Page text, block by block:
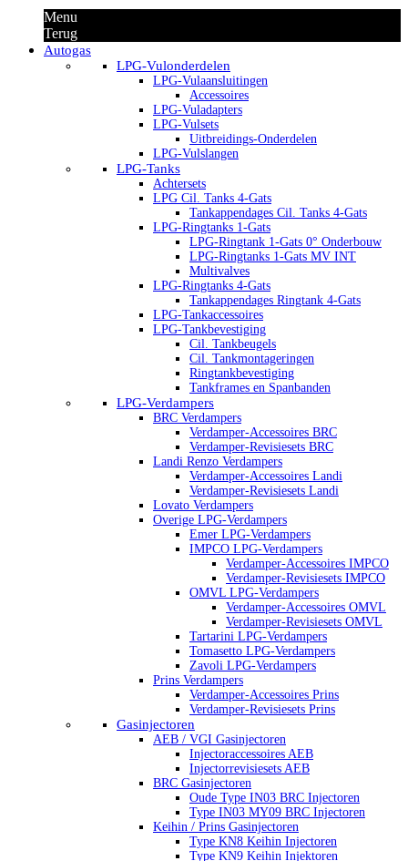
Menu
Terug
Autogas
LPG-Vulonderdelen
LPG-Vulaansluitingen
Accessoires
LPG-Vuladapters
LPG-Vulsets
Uitbreidings-Onderdelen
LPG-Vulslangen
LPG-Tanks
Achtersets
LPG Cil. Tanks 4-Gats
Tankappendages Cil. Tanks 4-Gats
LPG-Ringtanks 1-Gats
LPG-Ringtank 1-Gats 0° Onderbouw
LPG-Ringtanks 1-Gats MV INT
Multivalves
LPG-Ringtanks 4-Gats
Tankappendages Ringtank 4-Gats
LPG-Tankaccessoires
LPG-Tankbevestiging
Cil. Tankbeugels
Cil. Tankmontageringen
Ringtankbevestiging
Tankframes en Spanbanden
LPG-Verdampers
BRC Verdampers
Verdamper-Accessoires BRC
Verdamper-Revisiesets BRC
Landi Renzo Verdampers
Verdamper-Accessoires Landi
Verdamper-Revisiesets Landi
Lovato Verdampers
Overige LPG-Verdampers
Emer LPG-Verdampers
IMPCO LPG-Verdampers
Verdamper-Accessoires IMPCO
Verdamper-Revisiesets IMPCO
OMVL LPG-Verdampers
Verdamper-Accessoires OMVL
Verdamper-Revisiesets OMVL
Tartarini LPG-Verdampers
Tomasetto LPG-Verdampers
Zavoli LPG-Verdampers
Prins Verdampers
Verdamper-Accessoires Prins
Verdamper-Revisiesets Prins
Gasinjectoren
AEB / VGI Gasinjectoren
Injectoraccessoires AEB
Injectorrevisiesets AEB
BRC Gasinjectoren
Oude Type IN03 BRC Injectoren
Type IN03 MY09 BRC Injectoren
Keihin / Prins Gasinjectoren
Type KN8 Keihin Injectoren
Type KN9 Keihin Injektoren